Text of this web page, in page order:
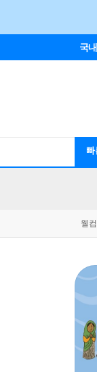
국
빠
웰컴